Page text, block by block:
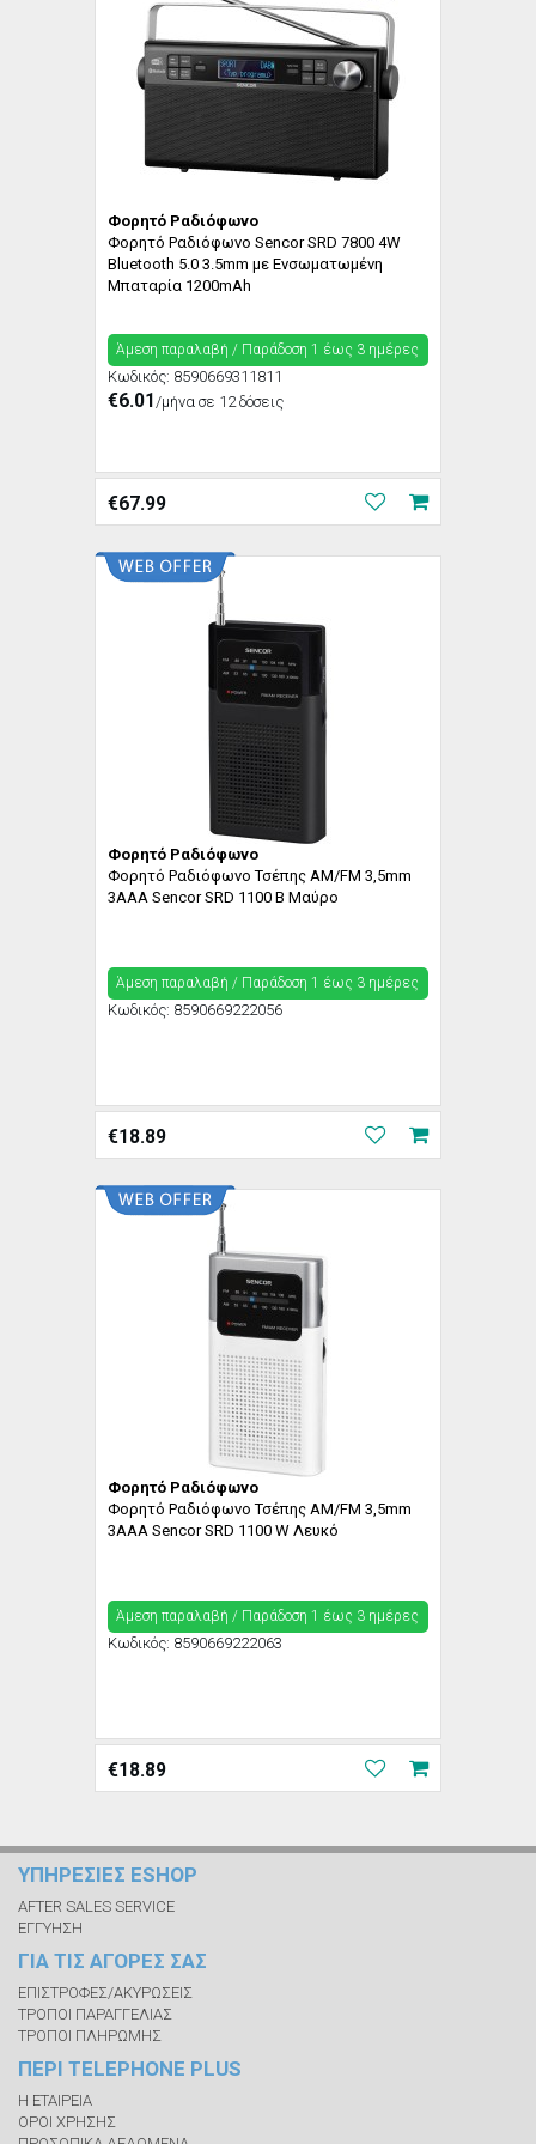
Φορητό Ραδιόφωνο
Φορητό Ραδιόφωνο Sencor SRD 7800 4W
Bluetooth 5.0 3.5mm με Ενσωματωμένη
Μπαταρία 1200mAh
Άμεση παραλαβή / Παράδoση 1 έως 3 ημέρες
Κωδικός: 8590669311811
€6.01 /μήνα σε 12 δόσεις
€67.99
Φορητό Ραδιόφωνο
Φορητό Ραδιόφωνο Τσέπης AM/FM 3,5mm
3AAA Sencor SRD 1100 B Μαύρο
Άμεση παραλαβή / Παράδoση 1 έως 3 ημέρες
Κωδικός: 8590669222056
€18.89
Φορητό Ραδιόφωνο
Φορητό Ραδιόφωνο Τσέπης AM/FM 3,5mm
3AAA Sencor SRD 1100 W Λευκό
Άμεση παραλαβή / Παράδoση 1 έως 3 ημέρες
Κωδικός: 8590669222063
€18.89
ΥΠΗΡΕΣΙΕΣ ESHOP
AFTER SALES SERVICE
ΕΓΓΥΗΣΗ
ΓΙΑ ΤΙΣ ΑΓΟΡΕΣ ΣΑΣ
ΕΠΙΣΤΡΟΦΕΣ/ΑΚΥΡΩΣΕΙΣ
ΤΡΟΠΟΙ ΠΑΡΑΓΓΕΛΙΑΣ
ΤΡΟΠΟΙ ΠΛΗΡΩΜΗΣ
ΠΕΡΙ TELEPHONE PLUS
Η ΕΤΑΙΡΕΙΑ
ΟΡΟΙ ΧΡΗΣΗΣ